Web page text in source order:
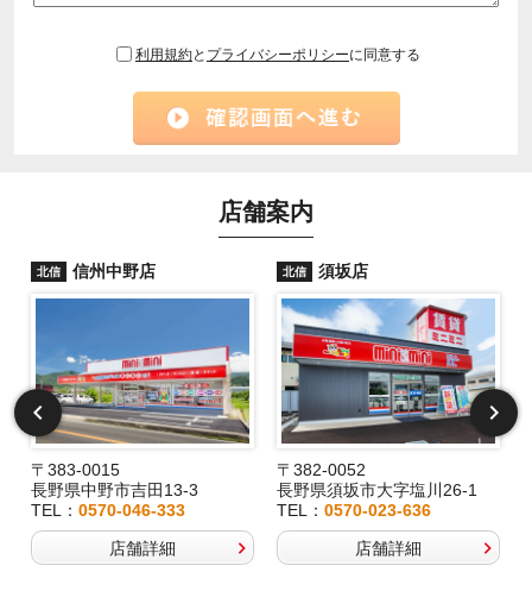
利用規約と プライバシーポリシーに同意する
店舗案内
北信 信州中野店
〒383-0015
長野県中野市吉田13-3
TEL： 0570-046-333
店舗詳細
北信 須坂店
〒382-0052
長野県須坂市大字塩川26-1
TEL：0570-023-636
店舗詳細